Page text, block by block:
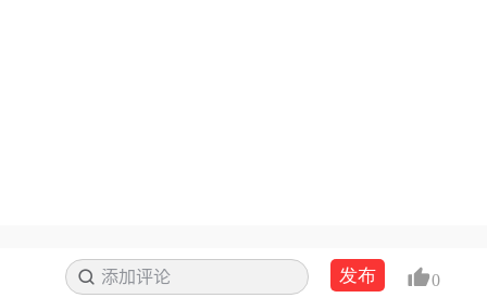
添加评论 搜索发布 0